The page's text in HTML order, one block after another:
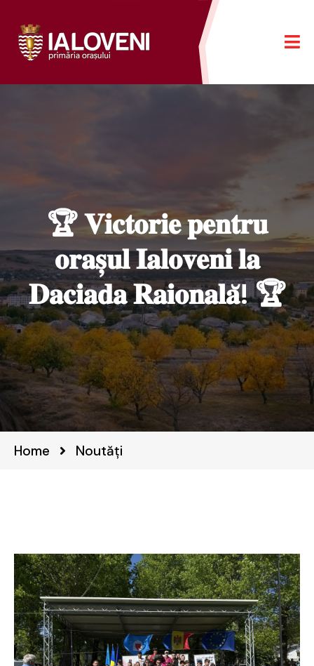
🏆 𝐕𝐢𝐜𝐭𝐨𝐫𝐢𝐞 𝐩𝐞𝐧𝐭𝐫𝐮
𝐨𝐫𝐚𝐬̦𝐮𝐥 𝐈𝐚𝐥𝐨𝐯𝐞𝐧𝐢 𝐥𝐚
𝐃𝐚𝐜𝐢𝐚𝐝𝐚 𝐑𝐚𝐢𝐨𝐧𝐚𝐥𝐚̆! 🏆
Home Noutăți